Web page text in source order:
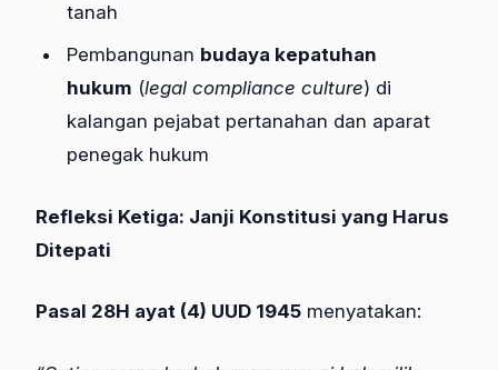
tanah
Pembangunan budaya kepatuhan
hukum (legal compliance culture) di
kalangan pejabat pertanahan dan aparat
penegak hukum
Refleksi Ketiga: Janji Konstitusi yang Harus
Ditepati
Pasal 28H ayat (4) UUD 1945 menyatakan: